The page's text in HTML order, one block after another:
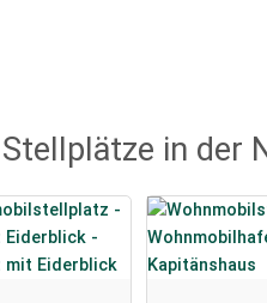
Stellplätze in der